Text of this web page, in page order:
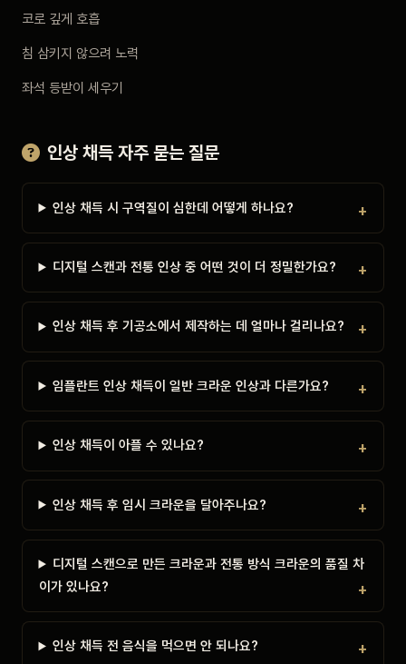
코로 깊게 호흡
침 삼키지 않으려 노력
좌석 등받이 세우기
인상 채득 자주 묻는 질문
인상 채득 시 구역질이 심한데 어떻게 하나요?
디지털 스캔과 전통 인상 중 어떤 것이 더 정밀한가요?
인상 채득 후 기공소에서 제작하는 데 얼마나 걸리나요?
임플란트 인상 채득이 일반 크라운 인상과 다른가요?
인상 채득이 아플 수 있나요?
인상 채득 후 임시 크라운을 달아주나요?
디지털 스캔으로 만든 크라운과 전통 방식 크라운의 품질 차
이가 있나요?
인상 채득 전 음식을 먹으면 안 되나요?